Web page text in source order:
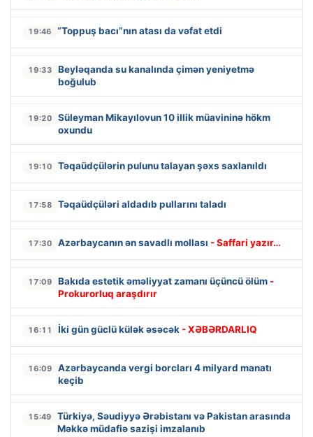
19:46 “Toppuş bacı”nın atası da vəfat etdi
19:33
Beyləqanda su kanalında çimən yeniyetmə
boğulub
19:20
Süleyman Mikayılovun 10 illik müavininə hökm
oxundu
19:10 Təqaüdçülərin pulunu talayan şəxs saxlanıldı
17:58 Təqaüdçüləri aldadıb pullarını taladı
17:30 Azərbaycanın ən savadlı mollası - Saffari yazır…
17:09 Bakıda estetik əməliyyat zamanı üçüncü ölüm -
Prokurorluq araşdırır
16:11 İki gün güclü külək əsəcək - XƏBƏRDARLIQ
16:09
Azərbaycanda vergi borcları 4 milyard manatı
keçib
15:49
Türkiyə, Səudiyyə Ərəbistanı və Pakistan arasında
Məkkə müdafiə sazişi imzalanıb